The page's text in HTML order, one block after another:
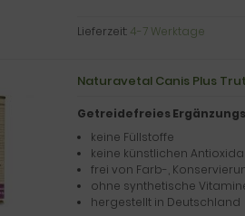
Lieferzeit: 4-7 Werktage
Naturavetal Canis Plus
Getreidefreies
keine Füllstoffe
keine künstlichen
frei von Farb-,
ohne synthetische
hergestellt in Deutschland